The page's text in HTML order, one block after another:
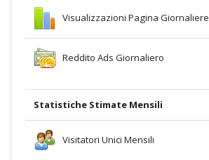
Visualizzazioni Pagina Giornaliere
Reddito Ads Giornaliero
Statistiche Stimate Mensili
Visitatori Unici Mensili